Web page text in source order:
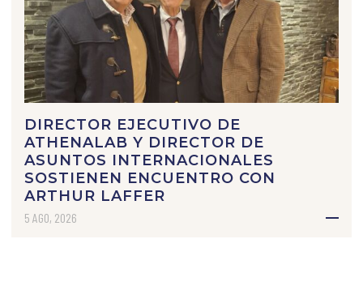
DIRECTOR EJECUTIVO DE
ATHENALAB Y DIRECTOR DE
ASUNTOS INTERNACIONALES
SOSTIENEN ENCUENTRO CON
ARTHUR LAFFER
5 AGO, 2026